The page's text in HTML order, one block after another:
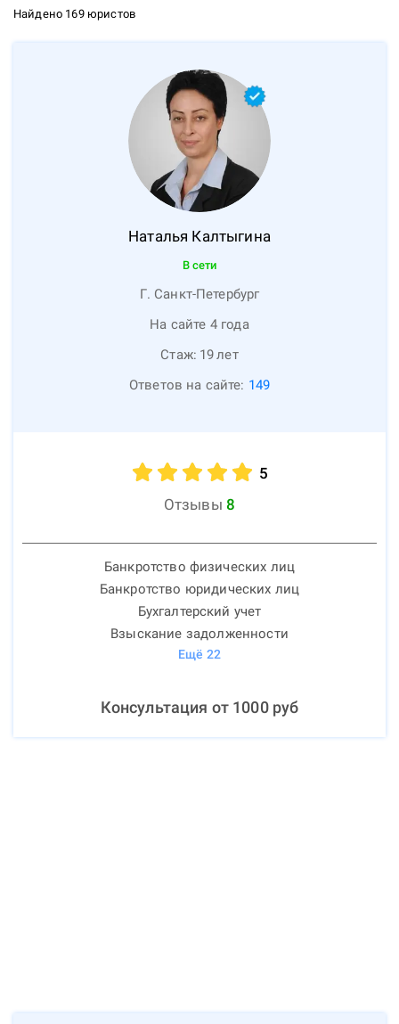
Найдено 169 юристов
Наталья Калтыгина
В сети
Г. Санкт-Петербург
На сайте 4 года
Стаж: 19лет
Ответов на сайте: 149
5
Отзывы 8
Банкротство физических лиц
Банкротство юридических лиц
Бухгалтерский учет
Взыскание задолженности
Ещё 22
Консультация от 1000руб